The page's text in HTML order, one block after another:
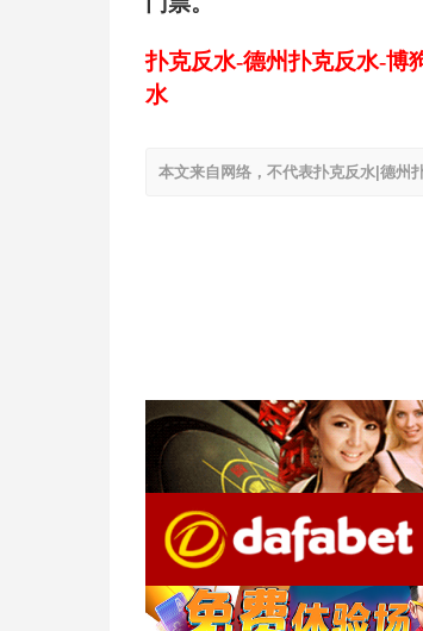
扑克反水-德州扑克反水-博
水
本文来自网络，不代表扑克反水|德